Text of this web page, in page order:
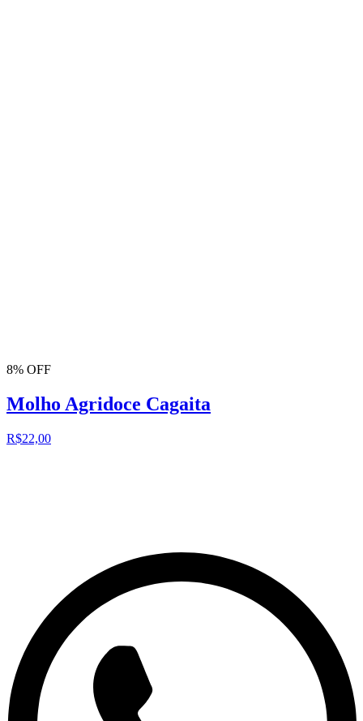
8% OFF
Molho Agridoce Cagaita
R$22,00